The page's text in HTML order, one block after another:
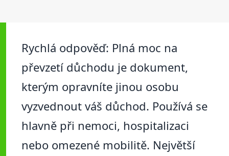
Rychlá odpověď: Plná moc na
převzetí důchodu je dokument,
kterým opravníte jinou osobu
vyzvednout váš důchod. Používá se
hlavně při nemoci, hospitalizaci
nebo omezené mobilitě. Největší